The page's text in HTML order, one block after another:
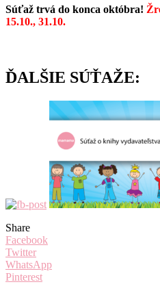
Súťaž trvá do konca októbra!
15.10., 31.10.
ĎALŠIE SÚŤAŽE:
Share
Facebook
Twitter
WhatsApp
Pinterest